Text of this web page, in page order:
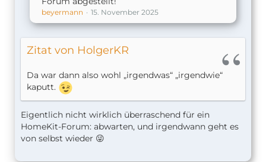
beyermann 15. November 2025
Zitat von HolgerKR
Da war dann also wohl „irgendwas“ „irgendwie“
kaputt.
Eigentlich nicht wirklich überraschend für ein
HomeKit-Forum: abwarten, und irgendwann geht es
von selbst wieder 😜